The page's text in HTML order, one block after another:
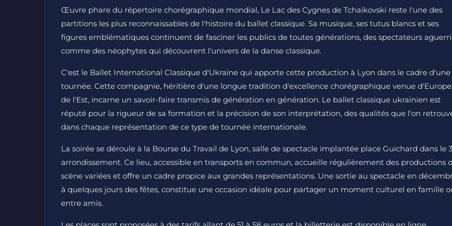
Œuvre phare du répertoire chorégraphique mondial, Le Lac des Cygnes de Tchaïkovski reste l'une des
partitions les plus reconnaissables de l'histoire du ballet classique. Sa musique, ses tutus blancs et ses
figures emblématiques continuent de fasciner les publics de toutes générations, des spectateurs
comme des néophytes qui découvrent l'univers de la danse classique.
C'est le Ballet International Classique d'Ukraine qui apporte cette production à Lyon dans le cadre d'une
tournée. Cette compagnie, héritière d'une longue tradition d'excellence chorégraphique venue d'Europe
de l'Est, incarne un savoir-faire transmis de génération en génération. Le ballet classique ukrainien est
réputé pour la rigueur de sa formation et la précision de son interprétation, des qualités que l'on
dans chaque représentation de ce type de tournée internationale.
La soirée se déroule à la Bourse du Travail de Lyon, salle de spectacle implantée place Guichard dans le
arrondissement. Ce lieu, accessible en transports en commun, accueille régulièrement des productions
scène variées et offre un cadre propice aux grandes représentations. Une sortie au spectacle en
à quelques jours des fêtes, constitue une occasion idéale pour partager un moment culturel en famille
entre amis.